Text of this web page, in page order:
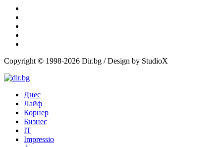
Copyright © 1998-2026 Dir.bg / Design by StudioX
Днес
Лайф
Корнер
Бизнес
IT
Impressio